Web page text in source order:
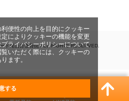
便性の向上を目的にクッキー
によりクッキーの機能を変更
ライバシーポリシーについて
いただく際には、クッキーの
ます。
する
ド尾山台整骨院 ALL RIGHTS RESERVED.